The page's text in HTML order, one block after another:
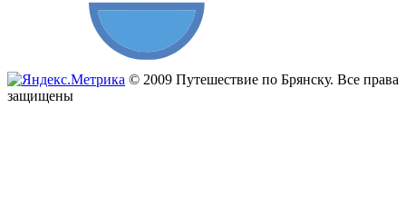
© 2009 Путешествие по Брянску. Все права
защищены